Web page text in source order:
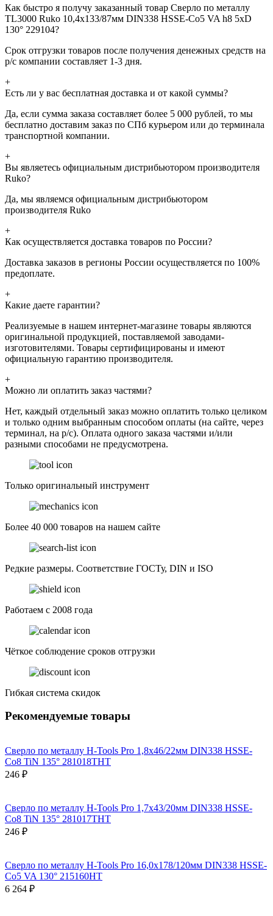
Как быстро я получу заказанный товар Сверло по металлу
TL3000 Ruko 10,4x133/87мм DIN338 HSSE-Co5 VA h8 5xD
130° 229104?
Срок отгрузки товаров после получения денежных средств на
р/с компании составляет 1-3 дня.
+
Есть ли у вас бесплатная доставка и от какой суммы?
Да, если сумма заказа составляет более 5 000 рублей, то мы
бесплатно доставим заказ по СПб курьером или до терминала
транспортной компании.
+
Вы являетесь официальным дистрибьютором производителя
Ruko?
Да, мы являемся официальным дистрибьютором
производителя Ruko
+
Как осуществляется доставка товаров по России?
Доставка заказов в регионы России осуществляется по 100%
предоплате.
+
Какие даете гарантии?
Реализуемые в нашем интернет-магазине товары являются
оригинальной продукцией, поставляемой заводами-
изготовителями. Товары сертифицированы и имеют
официальную гарантию производителя.
+
Можно ли оплатить заказ частями?
Нет, каждый отдельный заказ можно оплатить только целиком
и только одним выбранным способом оплаты (на сайте, через
терминал, на р/с). Оплата одного заказа частями и/или
разными способами не предусмотрена.
Только оригинальный инструмент
Более 40 000 товаров на нашем сайте
Редкие размеры. Соответствие ГОСТу, DIN и ISO
Работаем с 2008 года
Чёткое соблюдение сроков отгрузки
Гибкая система скидок
Рекомендуемые товары
Сверло по металлу H-Tools Pro 1,8x46/22мм DIN338 HSSE-
Co8 TiN 135° 281018THT
246 ₽
Сверло по металлу H-Tools Pro 1,7x43/20мм DIN338 HSSE-
Co8 TiN 135° 281017THT
246 ₽
Сверло по металлу H-Tools Pro 16,0x178/120мм DIN338 HSSE-
Co5 VA 130° 215160HT
6 264 ₽